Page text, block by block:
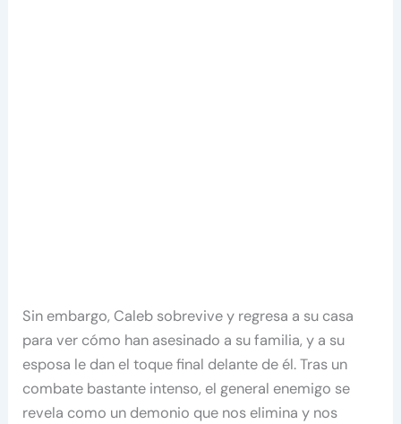
Sin embargo, Caleb sobrevive y regresa a su casa
para ver cómo han asesinado a su familia, y a su
esposa le dan el toque final delante de él. Tras un
combate bastante intenso, el general enemigo se
revela como un demonio que nos elimina y nos